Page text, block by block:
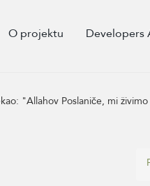
O projektu Developers
"Allahov Poslaniče, mi